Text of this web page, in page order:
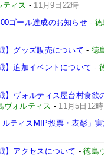
ティス - 11月9日22時
ゴール達成のお知らせ-
】グッズ販売について - 徳
】追加イベントについて -
】ヴォルティス屋台村食
ヴォルティス - 11月5日12時
ルティスMIP投票・表彰」
】アクセスについて -徳島